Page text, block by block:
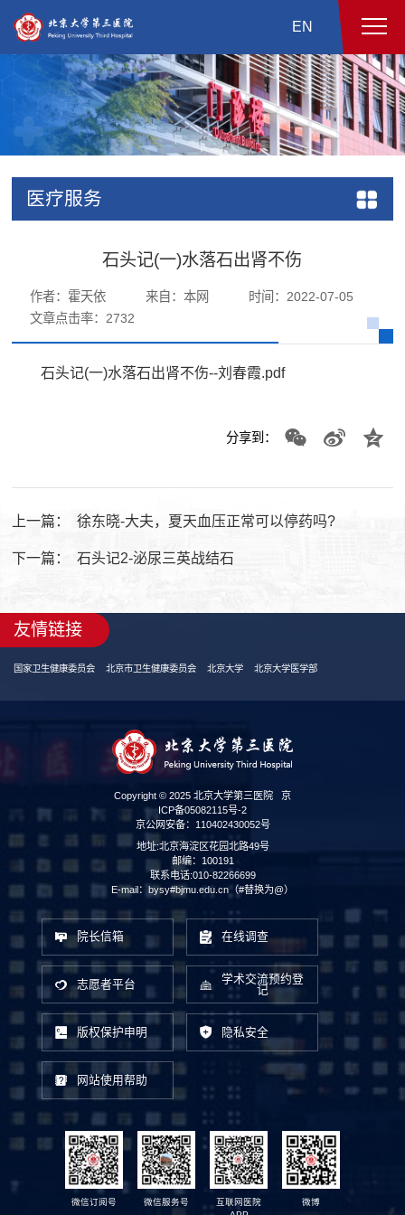
EN
医疗服务
石头记(一)水落石出肾不伤
作者：霍天依 来自：本网
时间：2022-07-05
文章点击率： 2732
石头记(一)水落石出肾不伤--刘春霞.pdf
分享到：
上一篇： 徐东晓-大夫，夏天血压正常可以停药吗?
下一篇： 石头记2-泌尿三英战结石
友情链接
国家卫生健康委员会 北京市卫生健康委员会 北京大学 北京大学医学部
Copyright © 2025 北京大学第三医院 京
ICP备05082115号-2
京公网安备：110402430052号
地址:北京海淀区花园北路49号
邮编：100191
联系电话:010-82266699
E-mail：bysy#bjmu.edu.cn（#替换为@）
院长信箱 在线调查
志愿者平台
学术交流预约登
记
版权保护申明 隐私安全
网站使用帮助
微信订阅号 微信服务号
互联网医院
微博